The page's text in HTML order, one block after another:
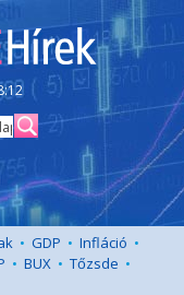
• GDP • Infláció •
• BUX • Tőzsde •